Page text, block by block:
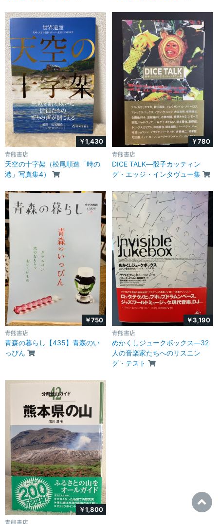
￥1,430
青熊書店
天空の十字架（松尾順造「時の
港」写真集4）
￥780
青熊書店
DICE TALK―骰子カッティン
グ・エッジ・インタヴュー集
￥750
青熊書店
青森の暮らし【435】青森のい
っぴん
￥3,190
青熊書店
めかくしジュークボックス―32
人の音楽家たちへのリスニン
グ・テスト
￥1,800
青熊書店